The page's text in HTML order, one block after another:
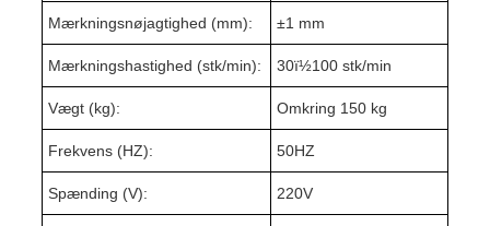
Mærkningsnøjagtighed (mm): ±1 mm
Mærkningshastighed (stk/min): 30ï½100 stk/min
Vægt (kg): Omkring 150 kg
Frekvens (HZ): 50HZ
Spænding (V): 220V